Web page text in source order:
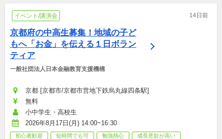
イベント/講演会 14日前
京都府の中高生募集！地域の子ど
もへ「お金」を伝える１日ボラン
ティア
一般社団法人日本金融教育支援機構
京都 [京都市/京都市営地下鉄烏丸線四条駅]
無料
小中学生・高校生
2026年8月17日(月) 14:00~16:30
初心者歓迎 短時間でも可 勉強熱心
成長意欲が高い